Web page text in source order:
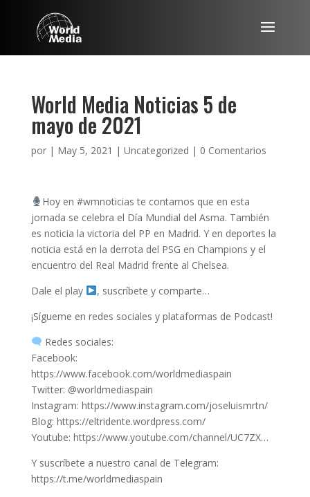
World Media Noticias 5 de
mayo de 2021
por | May 5, 2021 | Uncategorized | 0 Comentarios
Hoy en #wmnoticias​ te contamos que en esta
jornada se celebra el Día Mundial del Asma. También
es noticia la victoria del PP en Madrid. Y en deportes la
noticia está en la derrota del PSG en Champions y el
encuentro del Real Madrid frente al Chelsea.
Dale el play
, suscríbete y comparte…
¡Sígueme en redes sociales y plataformas de Podcast!
Redes sociales:
Facebook:
https://www.facebook.com/worldmediaspain​
Twitter: @worldmediaspain​
Instagram: https://www.instagram.com/joseluismrtn/​
Blog: https://eltridente.wordpress.com/​
Youtube: https://www.youtube.com/channel/UC7ZX…​
Y suscríbete a nuestro canal de Telegram:
https://t.me/worldmediaspain​